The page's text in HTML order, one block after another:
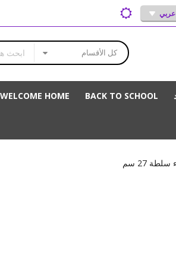
عربي
كل الأقسام
BACK TO SCHOOL
WELCOME HOME
27 سم